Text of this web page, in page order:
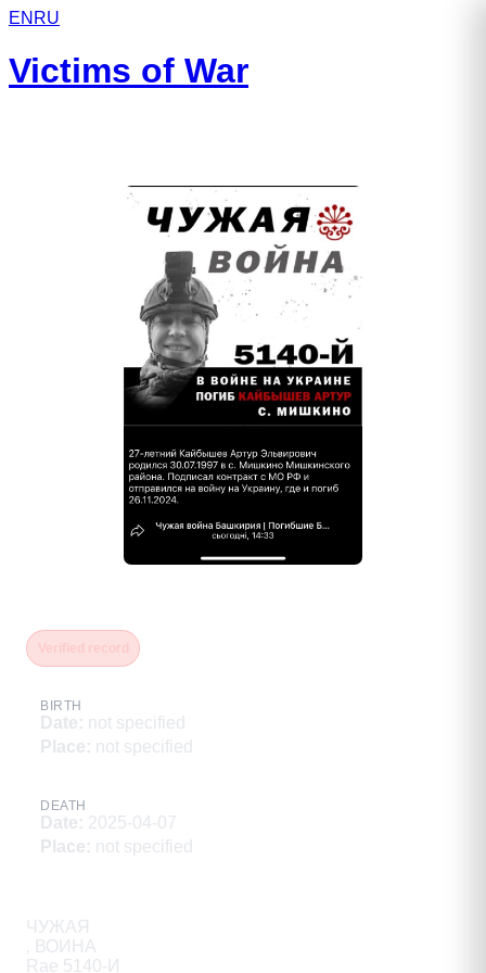
EN RU
Victims of War
BIRTH
Date: not specified
Place: not specified
DEATH
Date: 2025-04-07
Place: not specified
ЧУЖАЯ
‚ ВОИНА
Rae 5140-И